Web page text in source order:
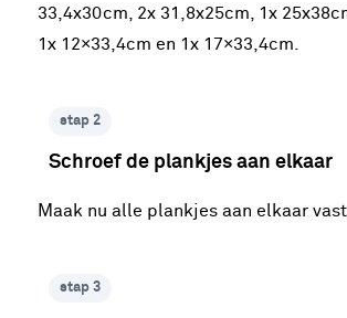
33,4x30cm, 2x 31,8x25cm, 1x
1x 12×33,4cm en 1x 17×33,4cm.
stap 2
Schroef de plankjes aan elkaar
Maak nu alle plankjes aan elkaar
stap 3